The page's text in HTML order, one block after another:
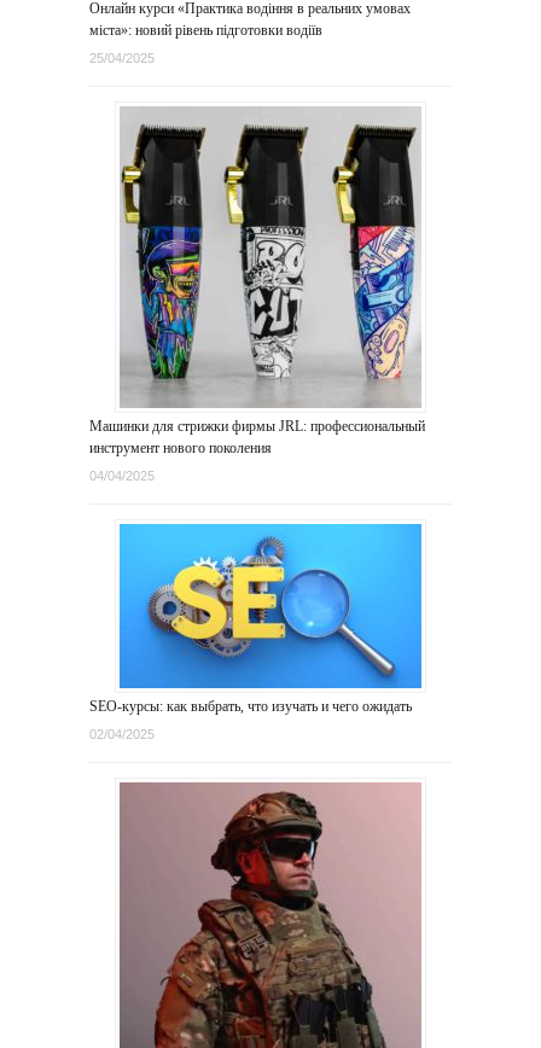
Онлайн курси «Практика водіння в реальних умовах
міста»: новий рівень підготовки водіїв
25/04/2025
Машинки для стрижки фирмы JRL: профессиональный
инструмент нового поколения
04/04/2025
SEO-курсы: как выбрать, что изучать и чего ожидать
02/04/2025